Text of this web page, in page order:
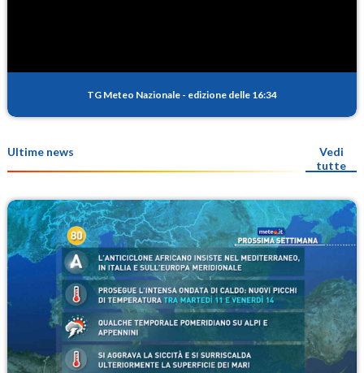
TG Meteo Nazionale - edizione delle 16:34
Ultime news
Vedi
tutte